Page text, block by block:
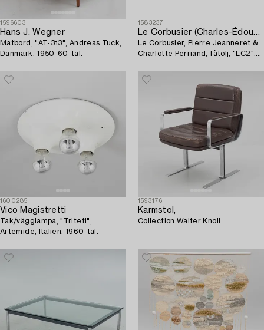
1596603
Hans J. Wegner
Matbord, "AT-313", Andreas Tuck,
Danmark, 1950-60-tal.
1583237
Le Corbusier (Charles-Édouard Jeanneret)
Le Corbusier, Pierre Jeanneret &
Charlotte Perriand, fåtölj, "LC2",
1600285
Vico Magistretti
Tak/vägglampa, "Triteti",
Artemide, Italien, 1960-tal.
1593176
Karmstol,
Collection Walter Knoll.